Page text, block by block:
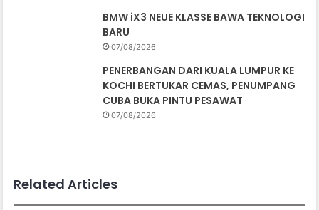
BMW iX3 NEUE KLASSE BAWA TEKNOLOGI
BARU
07/08/2026
PENERBANGAN DARI KUALA LUMPUR KE
KOCHI BERTUKAR CEMAS, PENUMPANG
CUBA BUKA PINTU PESAWAT
07/08/2026
Related Articles